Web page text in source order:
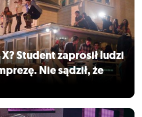
Student zaprosił ludzi
Nie sądził, że